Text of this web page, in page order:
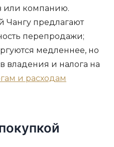
или компанию.
Чангу предлагают
перепродажи;
медленнее, но
владения и налога на
и расходам